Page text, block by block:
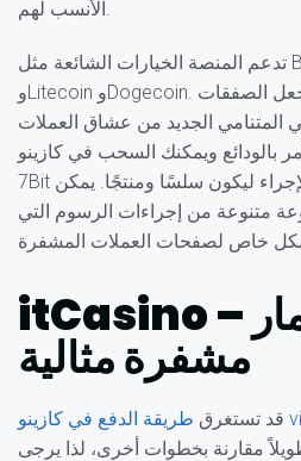
الأنسب لهم.
تدعم المنصة الخيارات الشائعة مثل Bitcoin وEthereum
وLitecoin وDogecoin. إن تنوعها لا يؤدي فقط إلى جعل الصفقات
المتنامي الجديد من عشاق العملات
بالودائع ويمكنك السحب في كازينو
7Bit المحلي، فقد تم تصميم الإجراء ليكون سلسًا ومنتجًا. يمكن
متنوعة من إجراءات الرسوم التي
itCasino – تجربة قمار
مشفرة مثالية
قد تستغرق
مقارنة بخطوات أخرى، لذا يرجى